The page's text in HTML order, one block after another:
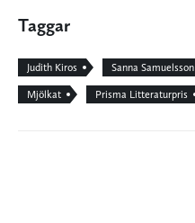
Taggar
Judith Kiros Sanna Samuelsson
Mjölkat Prisma Litteraturpris